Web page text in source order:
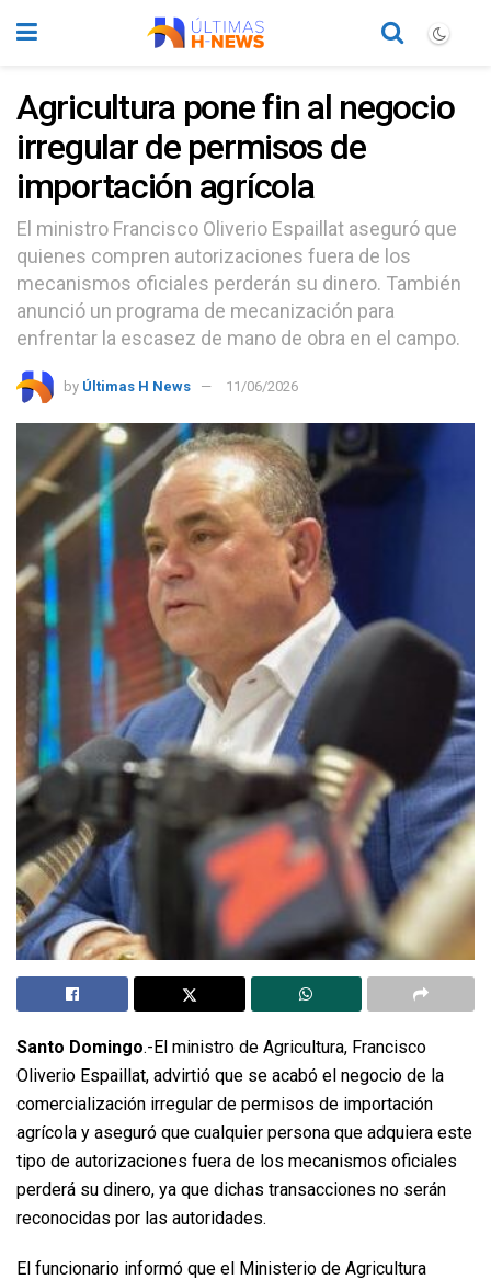
Agricultura pone fin al negocio
irregular de permisos de
importación agrícola
El ministro Francisco Oliverio Espaillat aseguró que
quienes compren autorizaciones fuera de los
mecanismos oficiales perderán su dinero. También
anunció un programa de mecanización para
enfrentar la escasez de mano de obra en el campo.
by Últimas H News 11/06/2026
Santo Domingo.-El ministro de Agricultura, Francisco
Oliverio Espaillat, advirtió que se acabó el negocio de la
comercialización irregular de permisos de importación
agrícola y aseguró que cualquier persona que adquiera este
tipo de autorizaciones fuera de los mecanismos oficiales
perderá su dinero, ya que dichas transacciones no serán
reconocidas por las autoridades.
El funcionario informó que el Ministerio de Agricultura